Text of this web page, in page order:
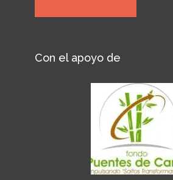
Con el apoyo de